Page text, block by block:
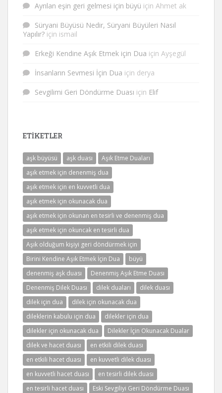
Ayrılan eşin geri gelmesi için büyü için Ahmet ak
Süryani Büyüsü Nedir, Süryani Büyüleri Nasıl
Yapılır? için ismail
Erkeği Kendine Aşık Etmek için Dua için Ayşegül
İnsanların Sevmesi İçin Dua için derya
Sevgilimi Geri Döndürme Duası için Elif
ETIKETLER
aşk büyüsü aşk duası
Aşık Etme Duaları
aşık etmek için denenmiş dua
aşık etmek için en kuvvetli dua
aşık etmek için okunacak dua
aşık etmek için okunan en tesirli ve denenmiş dua
aşık etmek için okuncak en tesirli dua
Aşık olduğum kişiyi geri döndürmek için
Birini Kendine Aşık Etmek İçin Dua
büyü
denenmiş aşk duası
Denenmiş Aşık Etme Duası
Denenmiş Dilek Duası
dilek duaları
dilek duası
dilek için dua
dilek için okunacak dua
dileklerin kabulu için dua
dilekler için dua
dilekler için okunacak dua
Dilekler İçin Okunacak Dualar
dilek ve hacet duası
en etkili dilek duası
en etkili hacet duası
en kuvvetli dilek duası
en kuvvetli hacet duası
en tesirli dilek duası
en tesirli hacet duası
Eski Sevgiliyi Geri Döndürme Duası